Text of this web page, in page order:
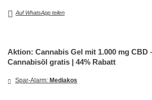
Auf WhatsApp teilen
Aktion: Cannabis Gel mit 1.000 mg CBD
Cannabisöl gratis | 44% Rabatt
Spar-Alarm: Mediakos